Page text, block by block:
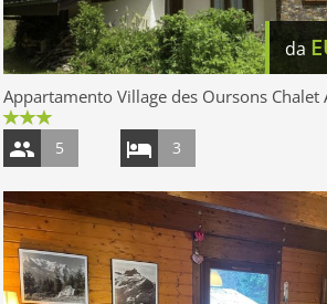
da
Appartamento Village des Oursons Chalet
5 3